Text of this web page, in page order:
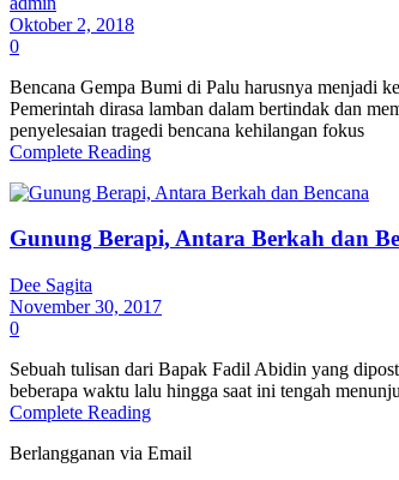
Oktober 2, 2018
0
Bencana Gempa Bumi di Palu harusnya menjadi
Pemerintah dirasa lamban dalam bertindak dan
penyelesaian tragedi bencana kehilangan fokus
Complete Reading
Gunung Berapi, Antara Berkah dan
Dee Sagita
November 30, 2017
0
Sebuah tulisan dari Bapak Fadil Abidin yang
beberapa waktu lalu hingga saat ini tengah
Complete Reading
Berlangganan via Email